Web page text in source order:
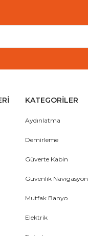
KATEGORİLER
Aydınlatma
Demirleme
Güverte Kabin
Güvenlik Navigasyon
Mutfak Banyo
Elektrik